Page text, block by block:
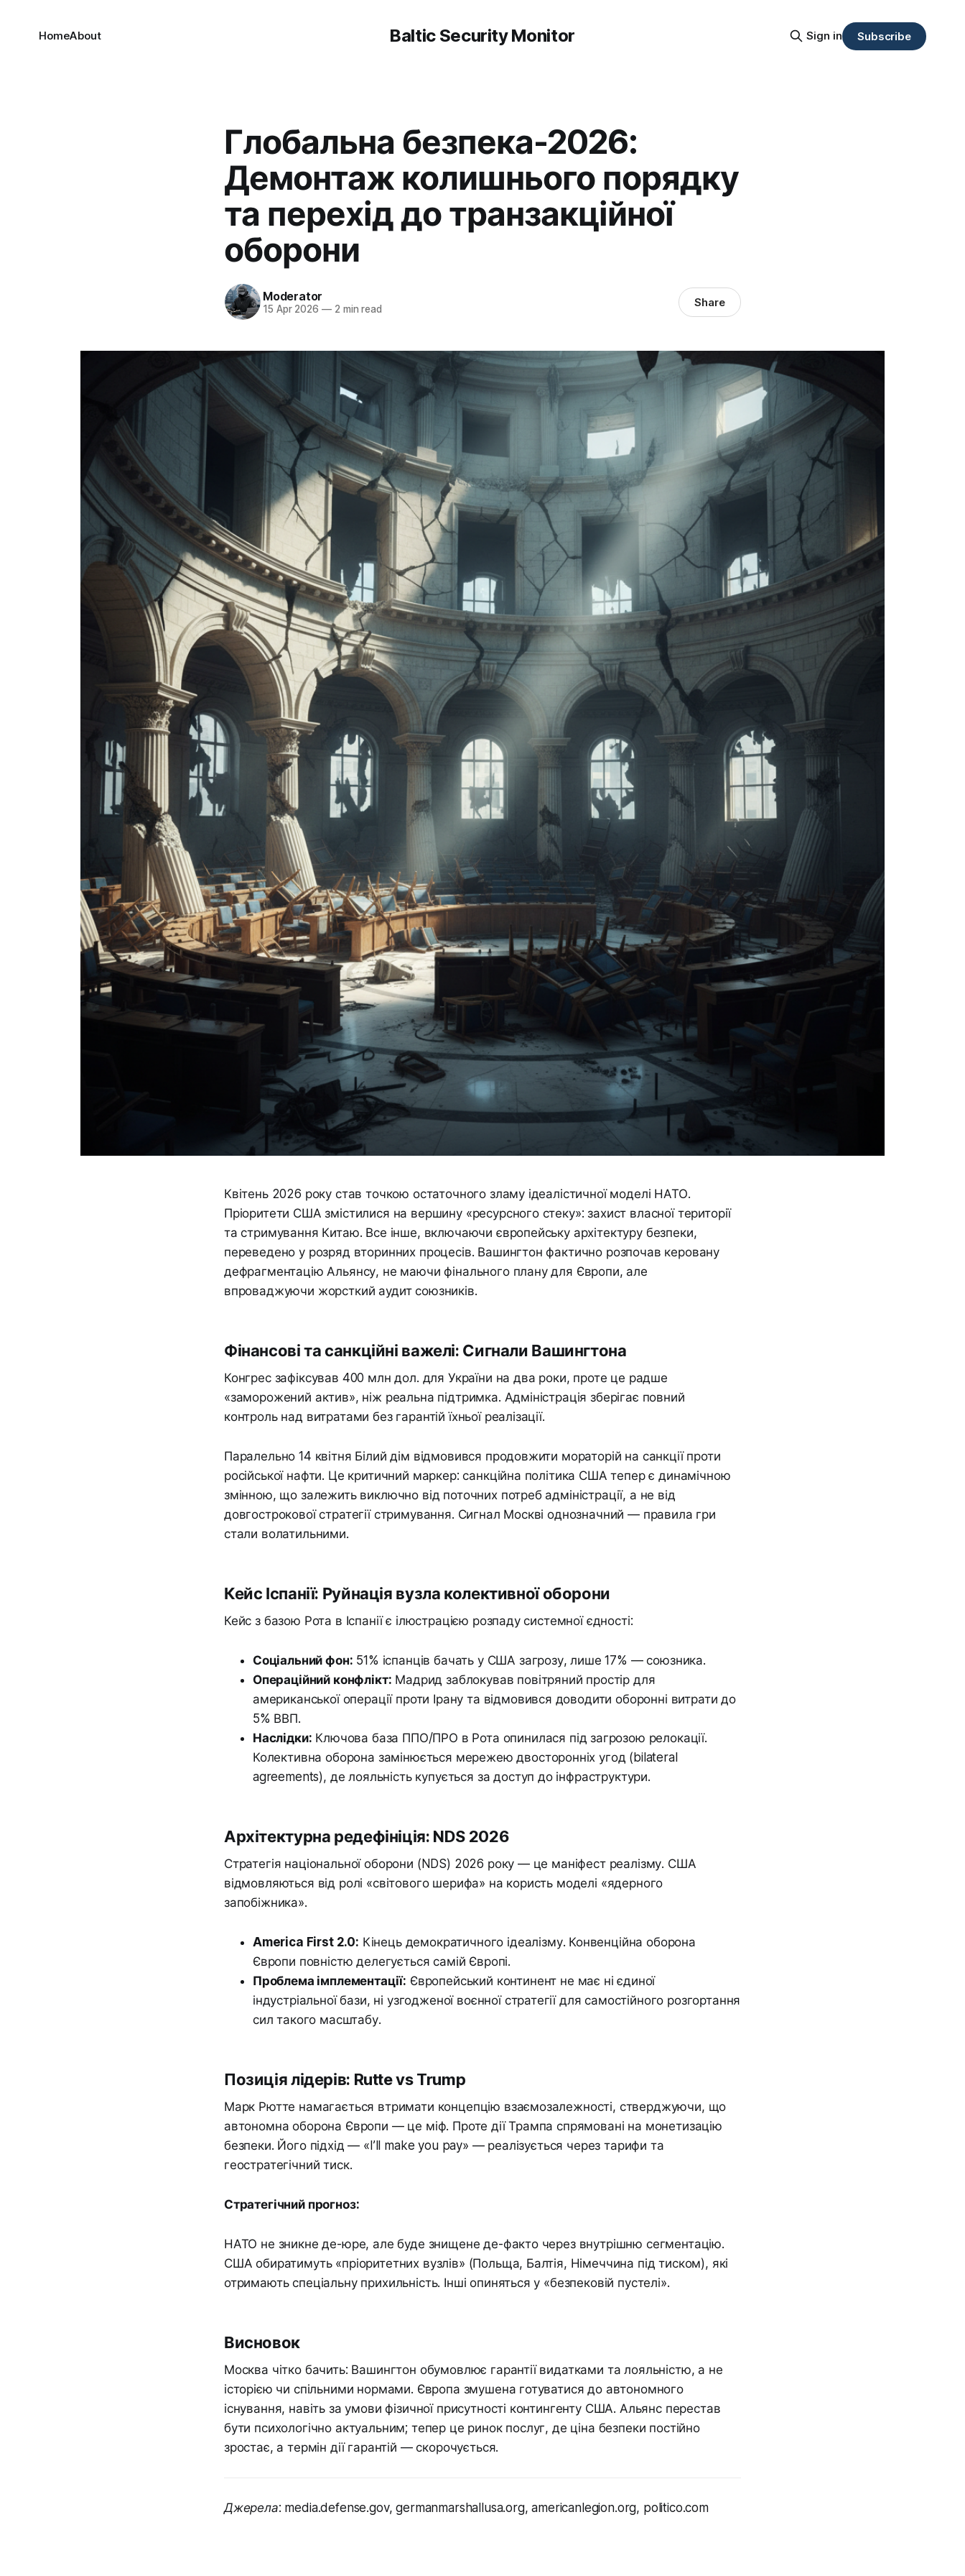
Baltic Security Monitor
HomeAbout Sign in Subscribe
Глобальна безпека-2026:
Демонтаж колишнього порядку
та перехід до транзакційної
оборони
Moderator
15 Apr 2026 —2 min read Share
Квітень 2026 року став точкою остаточного зламу ідеалістичної моделі НАТО.
Пріоритети США змістилися на вершину «ресурсного стеку»: захист власної території
та стримування Китаю. Все інше, включаючи європейську архітектуру безпеки,
переведено у розряд вторинних процесів. Вашингтон фактично розпочав керовану
дефрагментацію Альянсу, не маючи фінального плану для Європи, але
впроваджуючи жорсткий аудит союзників.
Фінансові та санкційні важелі: Сигнали Вашингтона
Конгрес зафіксував 400 млн дол. для України на два роки, проте це радше
«заморожений актив», ніж реальна підтримка. Адміністрація зберігає повний
контроль над витратами без гарантій їхньої реалізації.
Паралельно 14 квітня Білий дім відмовився продовжити мораторій на санкції проти
російської нафти. Це критичний маркер: санкційна політика США тепер є динамічною
змінною, що залежить виключно від поточних потреб адміністрації, а не від
довгострокової стратегії стримування. Сигнал Москві однозначний — правила гри
стали волатильними.
Кейс Іспанії: Руйнація вузла колективної оборони
Кейс з базою Рота в Іспанії є ілюстрацією розпаду системної єдності:
Соціальний фон: 51% іспанців бачать у США загрозу, лише 17% — союзника.
Операційний конфлікт: Мадрид заблокував повітряний простір для
американської операції проти Ірану та відмовився доводити оборонні витрати до
5% ВВП.
Наслідки: Ключова база ППО/ПРО в Рота опинилася під загрозою релокації.
Колективна оборона замінюється мережею двосторонніх угод (bilateral
agreements), де лояльність купується за доступ до інфраструктури.
Архітектурна редефініція: NDS 2026
Стратегія національної оборони (NDS) 2026 року — це маніфест реалізму. США
відмовляються від ролі «світового шерифа» на користь моделі «ядерного
запобіжника».
America First 2.0: Кінець демократичного ідеалізму. Конвенційна оборона
Європи повністю делегується самій Європі.
Проблема імплементації: Європейський континент не має ні єдиної
індустріальної бази, ні узгодженої воєнної стратегії для самостійного розгортання
сил такого масштабу.
Позиція лідерів: Rutte vs Trump
Марк Рютте намагається втримати концепцію взаємозалежності, стверджуючи, що
автономна оборона Європи — це міф. Проте дії Трампа спрямовані на монетизацію
безпеки. Його підхід — «I’ll make you pay» — реалізується через тарифи та
геостратегічний тиск.
Стратегічний прогноз:
НАТО не зникне де-юре, але буде знищене де-факто через внутрішню сегментацію.
США обиратимуть «пріоритетних вузлів» (Польща, Балтія, Німеччина під тиском), які
отримають спеціальну прихильність. Інші опиняться у «безпековій пустелі».
Висновок
Москва чітко бачить: Вашингтон обумовлює гарантії видатками та лояльністю, а не
історією чи спільними нормами. Європа змушена готуватися до автономного
існування, навіть за умови фізичної присутності контингенту США. Альянс перестав
бути психологічно актуальним; тепер це ринок послуг, де ціна безпеки постійно
зростає, а термін дії гарантій — скорочується.
Джерела: media.defense.gov, germanmarshallusa.org, americanlegion.org, politico.com